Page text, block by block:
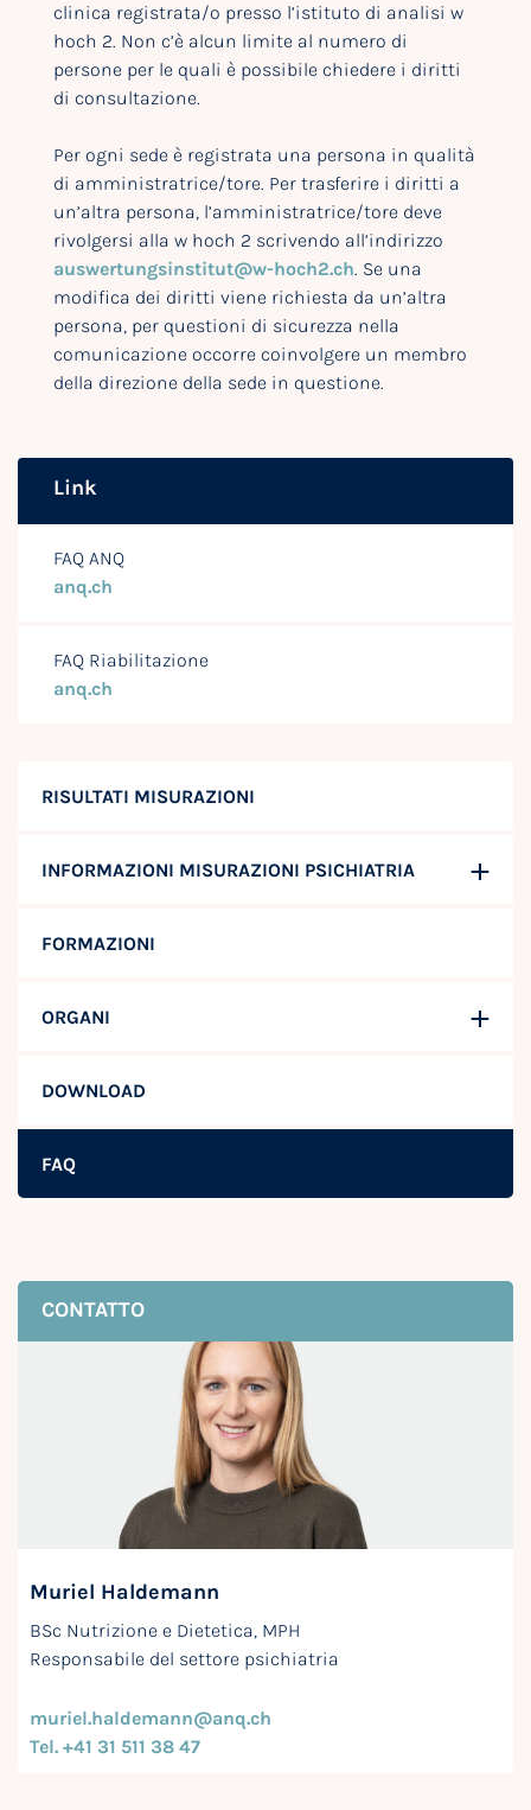
RISULTATI MISURAZIONI
INFORMAZIONI MISURAZIONI PSICHIATRIA
FORMAZIONI
ORGANI
DOWNLOAD
FAQ
CONTATTO
Muriel Haldemann
BSc Nutrizione e Dietetica, MPH
Responsabile del settore psichiatria
muriel.haldemann@anq.ch
Tel. +41 31 511 38 47
clinica registrata/o presso l’istituto di analisi w
hoch 2. Non c’è alcun limite al numero di
persone per le quali è possibile chiedere i diritti
di consultazione.
Per ogni sede è registrata una persona in qualità
di amministratrice/tore. Per trasferire i diritti a
un’altra persona, l’amministratrice/tore deve
rivolgersi alla w hoch 2 scrivendo all’indirizzo
auswertungsinstitut@w-hoch2.ch. Se una
modifica dei diritti viene richiesta da un’altra
persona, per questioni di sicurezza nella
comunicazione occorre coinvolgere un membro
della direzione della sede in questione.
Link
FAQ ANQ
anq.ch
FAQ Riabilitazione
anq.ch